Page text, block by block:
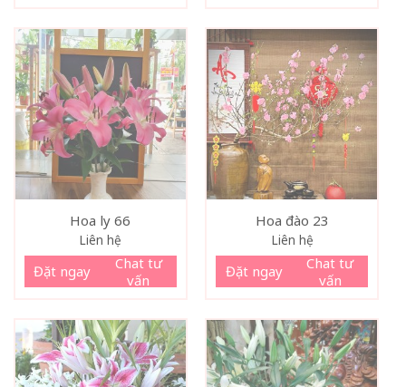
Hoa ly 66
Liên hệ
Đặt ngay
Chat tư
vấn
Hoa đào 23
Liên hệ
Đặt ngay
Chat tư
vấn